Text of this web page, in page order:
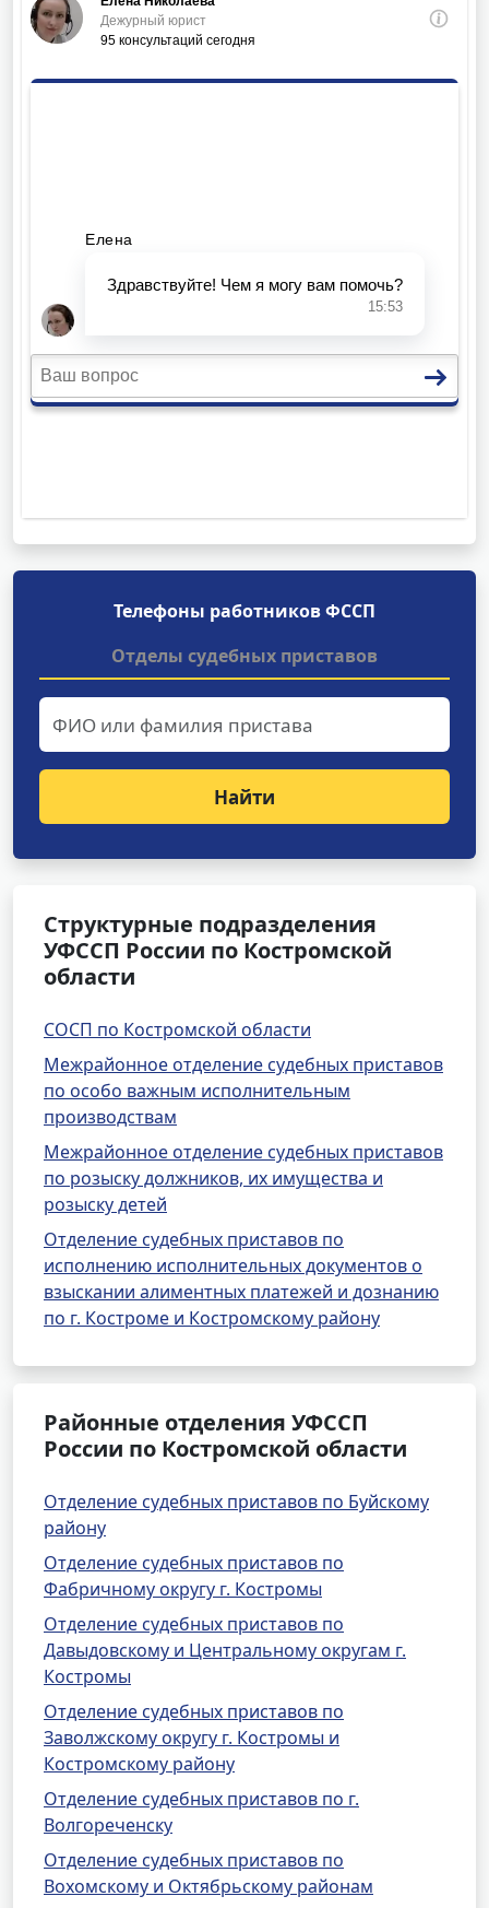
Телефоны работников ФССП
Отделы судебных приставов
Найти
Структурные подразделения
УФССП России по Костромской
области
СОСП по Костромской области
Межрайонное отделение судебных приставов
по особо важным исполнительным
производствам
Межрайонное отделение судебных приставов
по розыску должников, их имущества и
розыску детей
Отделение судебных приставов по
исполнению исполнительных документов о
взыскании алиментных платежей и дознанию
по г. Костроме и Костромскому району
Районные отделения УФССП
России по Костромской области
Отделение судебных приставов по Буйскому
району
Отделение судебных приставов по
Фабричному округу г. Костромы
Отделение судебных приставов по
Давыдовскому и Центральному округам г.
Костромы
Отделение судебных приставов по
Заволжскому округу г. Костромы и
Костромскому району
Отделение судебных приставов по г.
Волгореченску
Отделение судебных приставов по
Вохомскому и Октябрьскому районам